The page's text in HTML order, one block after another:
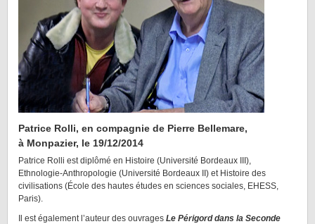
Patrice Rolli, en compagnie de Pierre Bellemare,
à Monpazier, le 19/12/2014
Patrice Rolli est diplômé en Histoire (Université Bordeaux III),
Ethnologie-Anthropologie (Université Bordeaux II) et Histoire des
civilisations (École des hautes études en sciences sociales, EHESS,
Paris).
Il est également l’auteur des ouvrages Le Périgord dans la Seconde